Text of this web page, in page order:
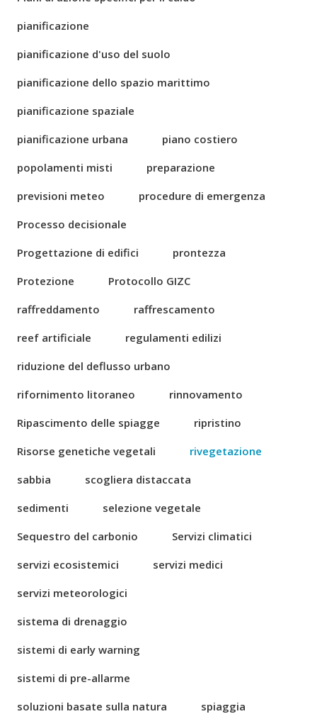
pianificazione
pianificazione d'uso del suolo
pianificazione dello spazio marittimo
pianificazione spaziale
pianificazione urbana
piano costiero
popolamenti misti
preparazione
previsioni meteo
procedure di emergenza
Processo decisionale
Progettazione di edifici
prontezza
Protezione
Protocollo GIZC
raffreddamento
raffrescamento
reef artificiale
regulamenti edilizi
riduzione del deflusso urbano
rifornimento litoraneo
rinnovamento
Ripascimento delle spiagge
ripristino
Risorse genetiche vegetali
rivegetazione
sabbia
scogliera distaccata
sedimenti
selezione vegetale
Sequestro del carbonio
Servizi climatici
servizi ecosistemici
servizi medici
servizi meteorologici
sistema di drenaggio
sistemi di early warning
sistemi di pre-allarme
soluzioni basate sulla natura
spiaggia